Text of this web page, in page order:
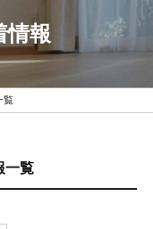
情報
覧
一覧